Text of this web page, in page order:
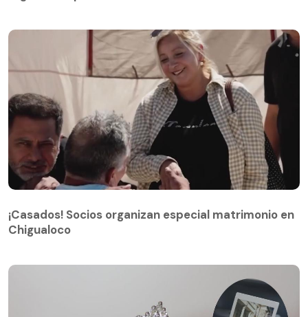
Chigualoco
¡Casados! Socios organizan especial matrimonio en
Chigualoco